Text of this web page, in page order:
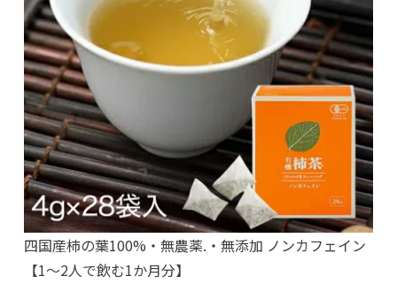
四国産柿の葉100%・無農薬.・無添加 ノンカフェイン
【1～2人で飲む1か月分】